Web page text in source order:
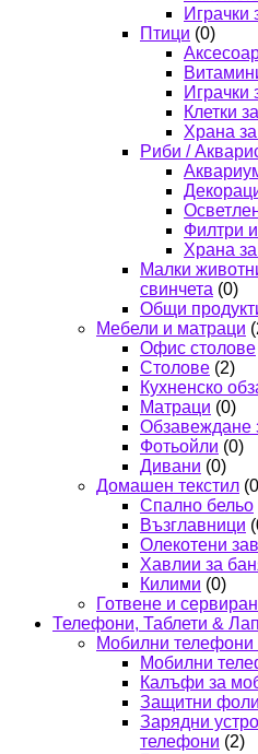
Играчки
Птици (0)
Играчки
Клетки
Храна
Риби /
Филтри
Храна
Малки
свинчета (0)
Общи
Мебели и матраци
Офис столове
Столове (2)
Кухненско
Матраци (0)
Обзавеждане
Фотьойли (0)
Дивани (0)
Домашен текстил
Спално бельо
Възглавници
Олекотени
Хавлии за
Килими (0)
Готвене и
Телефони, Таблети &
Мобилни телефони
Мобилни
Калъфи за
Защитни
Зарядни
телефони (2)